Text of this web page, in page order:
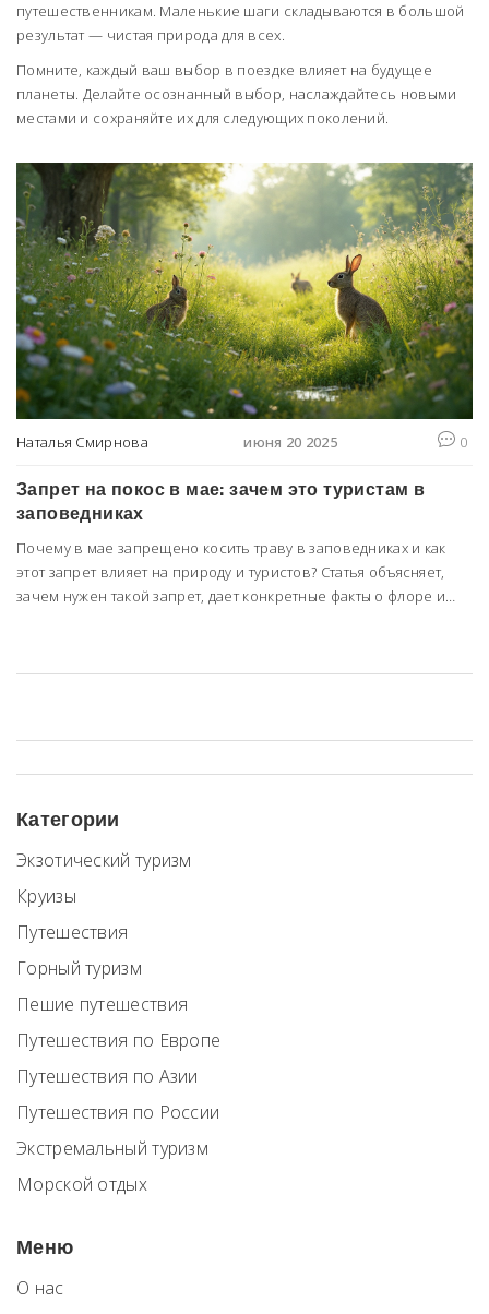
путешественникам. Маленькие шаги складываются в большой
результат — чистая природа для всех.
Помните, каждый ваш выбор в поездке влияет на будущее
планеты. Делайте осознанный выбор, наслаждайтесь новыми
местами и сохраняйте их для следующих поколений.
Наталья Смирнова июня 20 2025 0
Запрет на покос в мае: зачем это туристам в
заповедниках
Почему в мае запрещено косить траву в заповедниках и как
этот запрет влияет на природу и туристов? Статья объясняет,
зачем нужен такой запрет, дает конкретные факты о флоре и
Категории
Экзотический туризм
Круизы
Путешествия
Горный туризм
Пешие путешествия
Путешествия по Европе
Путешествия по Азии
Путешествия по России
Экстремальный туризм
Морской отдых
Меню
О нас